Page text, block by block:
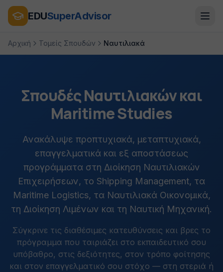
EDUSuperAdvisor
Αρχική Τομείς Σπουδών Ναυτιλιακά
Σπουδές Ναυτιλιακών και
Maritime Studies
Ανακάλυψε προπτυχιακά, μεταπτυχιακά,
επαγγελματικά και εξ αποστάσεως
προγράμματα στη Διοίκηση Ναυτιλιακών
Επιχειρήσεων, το Shipping Management, τα
Maritime Logistics, τα Ναυτιλιακά Οικονομικά,
τη Διοίκηση Λιμένων και τη Ναυτική Μηχανική.
Σύγκρινε τις διαθέσιμες κατευθύνσεις και βρες το
πρόγραμμα που ταιριάζει στο εκπαιδευτικό σου
υπόβαθρο, στις δεξιότητες, στον τρόπο φοίτησης
και στον επαγγελματικό σου στόχο — στη στεριά ή